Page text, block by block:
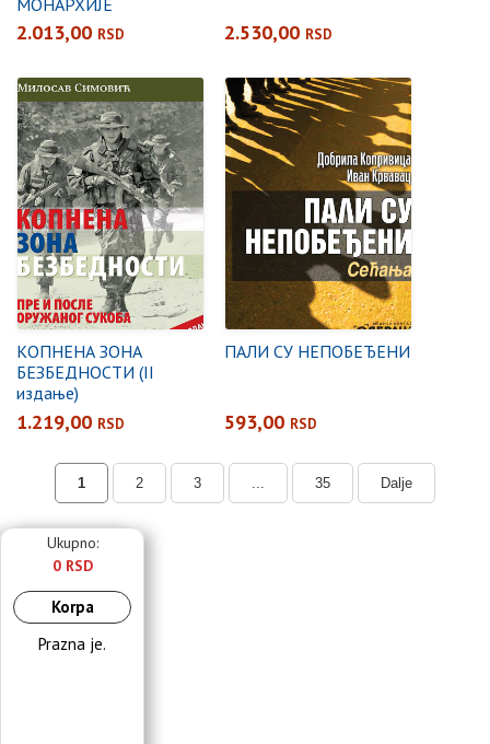
2.013,00 RSD 2.530,00 RSD
КОПНЕНА ЗОНА
БЕЗБЕДНОСТИ (II
издање)
1.219,00 RSD
ПАЛИ СУ НЕПОБЕЂЕНИ
593,00 RSD
1 2 3 35 Dalje
Ukupno:
0 RSD
Korpa
Prazna je.